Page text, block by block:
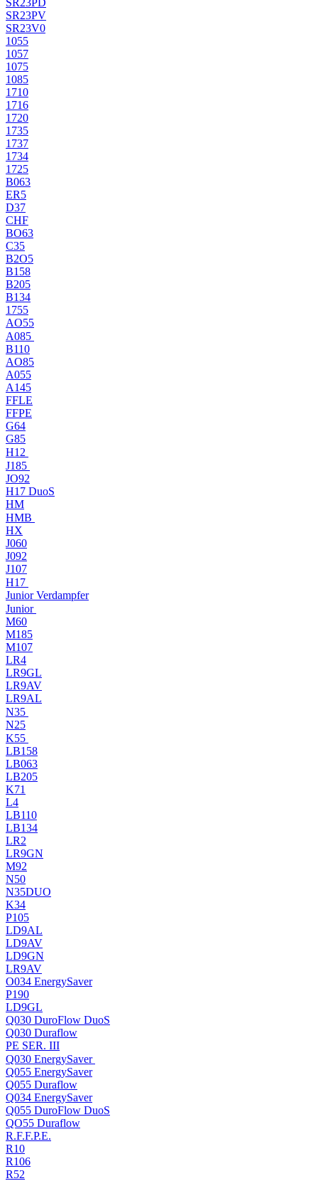
SR23PV
SR23V0
1055
1057
1075
1085
1710
1716
1720
1735
1737
1734
1725
B063
ER5
D37
CHF
BO63
C35
B2O5
B158
B205
B134
1755
AO55
A085
B110
AO85
A055
A145
FFLE
FFPE
G64
G85
H12
J185
JO92
H17 DuoS
HM
HMB
HX
J060
J092
J107
H17
Junior Verdampfer
Junior
M60
M185
M107
LR4
LR9GL
LR9AV
LR9AL
N35
N25
K55
LB158
LB063
LB205
K71
L4
LB110
LB134
LR2
LR9GN
M92
N50
N35DUO
K34
P105
LD9AL
LD9AV
LD9GN
LR9AV
O034 EnergySaver
P190
LD9GL
Q030 DuroFlow DuoS
Q030 Duraflow
PE SER. III
Q030 EnergySaver
Q055 EnergySaver
Q055 Duraflow
Q034 EnergySaver
Q055 DuroFlow DuoS
QO55 Duraflow
R.F.F.P.E.
R10
R106
R52